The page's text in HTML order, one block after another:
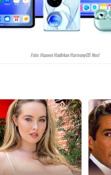
Foto: Huawei Hadirkan HarmonyOS Next